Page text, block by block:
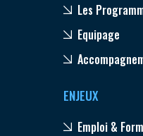
Les
Equipage
ENJEUX
Emploi &